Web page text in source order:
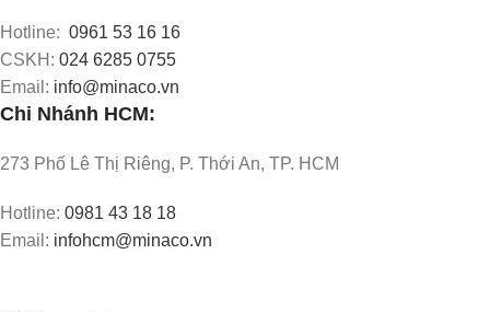
Hotline: 0961 53 16 16
CSKH: 024 6285 0755
Email: info@minaco.vn
Chi Nhánh HCM:
273 Phố Lê Thị Riêng, P. Thới An, TP. HCM
Hotline: 0981 43 18 18
Email: infohcm@minaco.vn